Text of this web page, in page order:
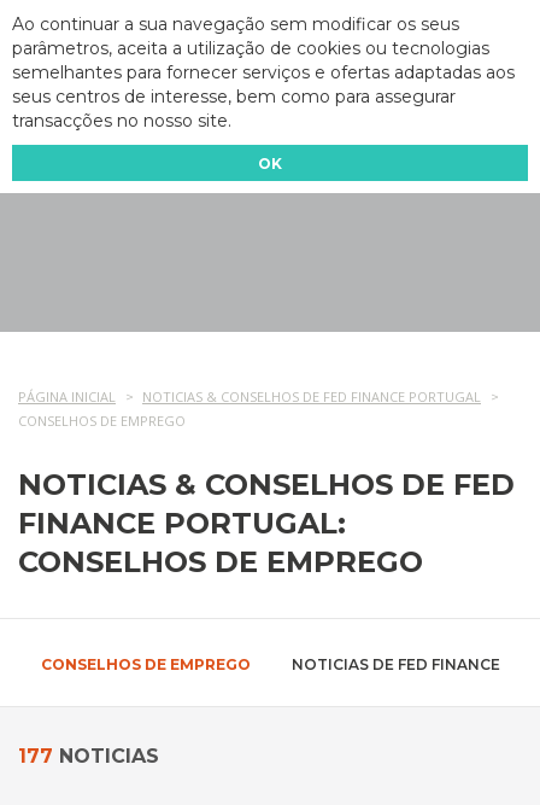
Ao continuar a sua navegação sem modificar os seus
parâmetros, aceita a utilização de cookies ou tecnologias
semelhantes para fornecer serviços e ofertas adaptadas aos
seus centros de interesse, bem como para assegurar
transacções no nosso site.
OK
PÁGINA INICIAL
NOTICIAS & CONSELHOS DE FED FINANCE PORTUGAL
CONSELHOS DE EMPREGO
NOTICIAS & CONSELHOS DE FED
FINANCE PORTUGAL:
CONSELHOS DE EMPREGO
CONSELHOS DE EMPREGO NOTICIAS DE FED FINANCE
177 NOTICIAS